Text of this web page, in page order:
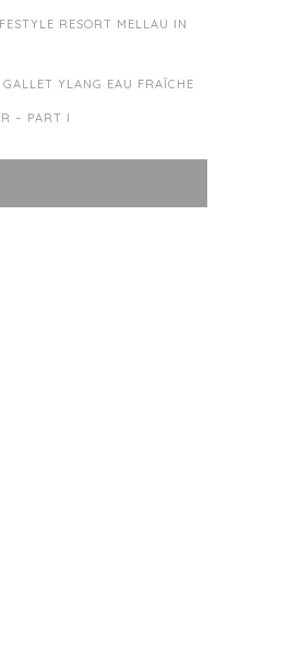
RESORT MELLAU IN
YLANG EAU FRAÎCHE
– PART I